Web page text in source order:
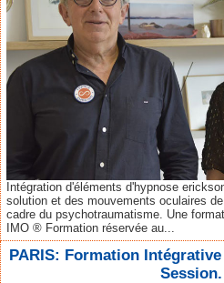
Intégration d'éléments d'hypnose
solution et des mouvements oculaires
cadre du psychotraumatisme. Une
IMO ® Formation réservée au...
PARIS: Formation